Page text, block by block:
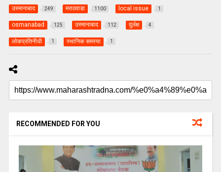
उस्मानाबाद 249 मराठवाडा 1100 local issue 1
osmanabad 125 उस्मानाबाद 112 दुर्लक्ष 4
लोकप्रतिनीधी 1 स्थानिक समस्या 1
RECOMMENDED FOR YOU